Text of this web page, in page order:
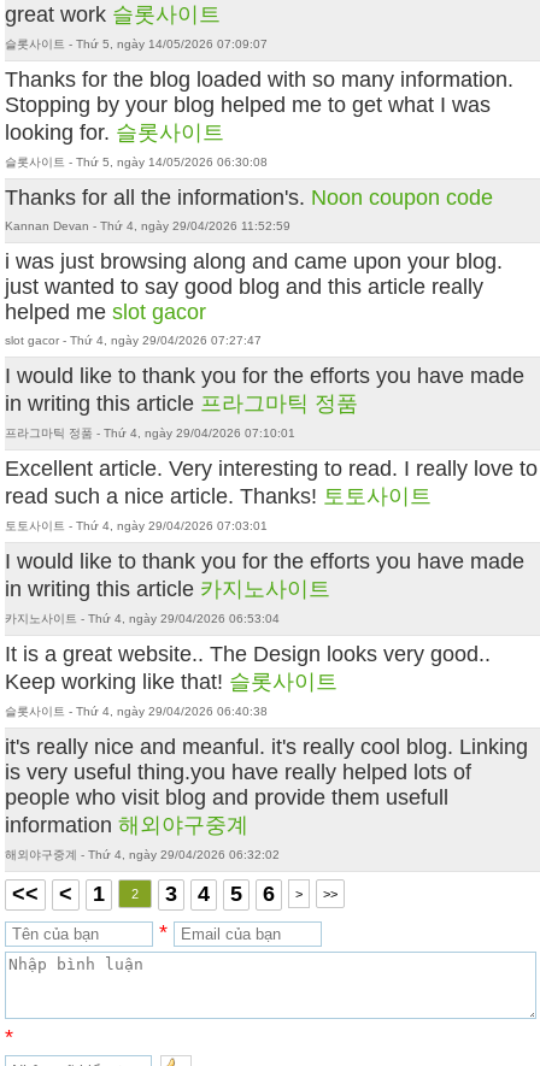
great work 슬롯사이트
슬롯사이트 - Thứ 5, ngày 14/05/2026 07:09:07
Thanks for the blog loaded with so many information.
Stopping by your blog helped me to get what I was
looking for. 슬롯사이트
슬롯사이트 - Thứ 5, ngày 14/05/2026 06:30:08
Thanks for all the information's. Noon coupon code
Kannan Devan - Thứ 4, ngày 29/04/2026 11:52:59
i was just browsing along and came upon your blog.
just wanted to say good blog and this article really
helped meslot gacor
slot gacor - Thứ 4, ngày 29/04/2026 07:27:47
I would like to thank you for the efforts you have made
in writing this article 프라그마틱 정품
프라그마틱 정품 - Thứ 4, ngày 29/04/2026 07:10:01
Excellent article. Very interesting to read. I really love to
read such a nice article. Thanks! 토토사이트
토토사이트 - Thứ 4, ngày 29/04/2026 07:03:01
I would like to thank you for the efforts you have made
in writing this article 카지노사이트
카지노사이트 - Thứ 4, ngày 29/04/2026 06:53:04
It is a great website.. The Design looks very good..
Keep working like that! 슬롯사이트
슬롯사이트 - Thứ 4, ngày 29/04/2026 06:40:38
it's really nice and meanful. it's really cool blog. Linking
is very useful thing.you have really helped lots of
people who visit blog and provide them usefull
information해외야구중계
해외야구중계 - Thứ 4, ngày 29/04/2026 06:32:02
<< < 1 2 3 4 5 6 > >>
*
*